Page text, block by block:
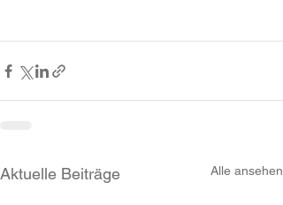
Aktuelle Beiträge Alle ansehen